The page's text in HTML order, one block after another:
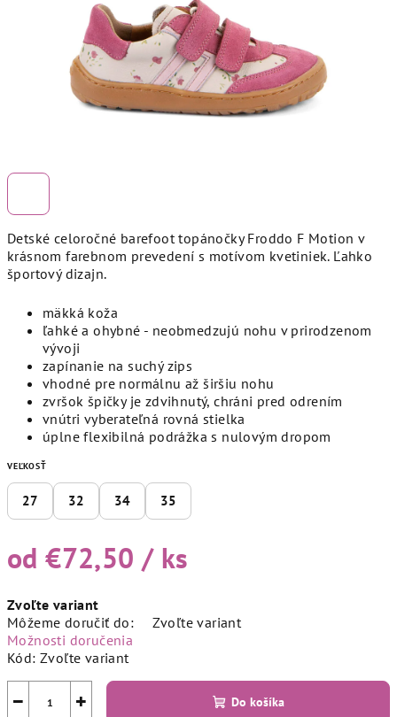
Detské celoročné barefoot topánočky Froddo F Motion v
krásnom farebnom prevedení s motívom kvetiniek. Ľahko
športový dizajn.
mäkká koža
ľahké a ohybné - neobmedzujú nohu v prirodzenom
vývoji
zapínanie na suchý zips
vhodné pre normálnu až širšiu nohu
zvršok špičky je zdvihnutý, chráni pred odrením
vnútri vyberateľná rovná stielka
úplne flexibilná podrážka s nulovým dropom
VEĽKOSŤ
27 32 34 35
od€72,50 / ks
cena:
Zvoľte variant
Môžeme doručiť do:
Zvoľte variant
Možnosti doručenia
Kód: Zvoľte variant
+
− Do košíka